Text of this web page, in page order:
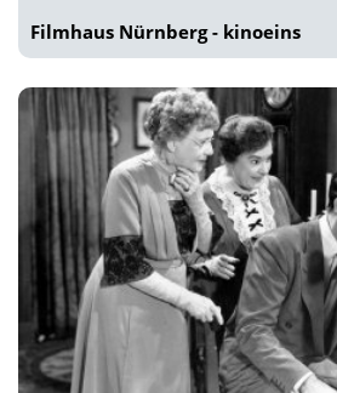
Filmhaus Nürnberg - kinoeins